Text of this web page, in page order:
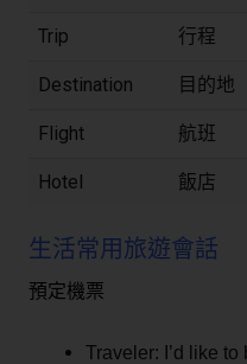
Trip 行程
Destination 目的地
Flight 航班
Hotel 飯店
生活常用旅遊會話
預定機票
Traveler: I’d like